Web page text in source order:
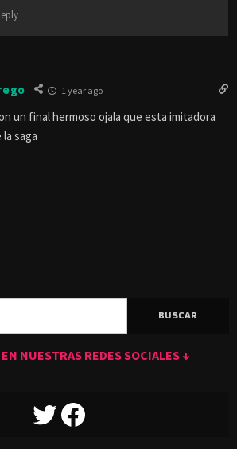
1 year ago
un final hermoso ojala que esta imitadora
saga
NUESTRAS REDES SOCIALES ↓
TWITTERFACEBOOK